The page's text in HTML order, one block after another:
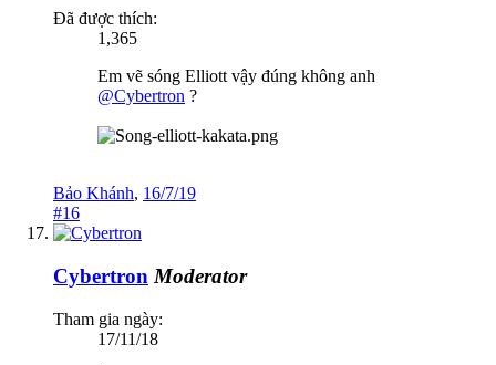
Đã được thích:
1,365
Em vẽ sóng Elliott vậy đúng không anh
@Cybertron ?
Bảo Khánh, 16/7/19
#16
Cybertron Moderator
Tham gia ngày:
17/11/18